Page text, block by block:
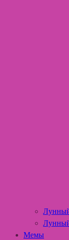
Мемы